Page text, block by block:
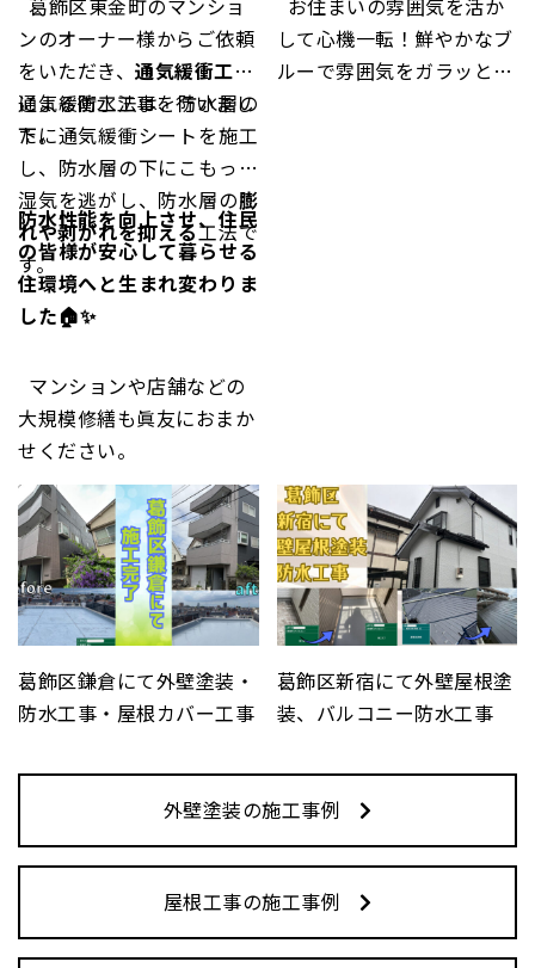
ンのオーナー様からご依頼
をいただき、 通気緩衝工法
による防水工事を行いまし
た。
通気緩衝工法は、防水層の
下に通気緩衝シートを施工
し、防水層の下にこもった
湿気を逃がし、防水層の膨
れや剥がれを抑える工法で
す。
防水性能を向上させ、住民
の皆様が安心して暮らせる
住環境へと生まれ変わりま
した🏠✨
大規模修繕も眞友におまか
せください。
して心機一転！鮮やかなブ
ルーで雰囲気をガラッと変
葛飾区鎌倉にて外壁塗装・
防水工事・屋根カバー工事
葛飾区新宿にて外壁屋根塗
装、バルコニー防水工事
外壁塗装の施工事例
屋根工事の施工事例